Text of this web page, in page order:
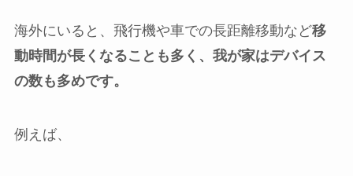
海外にいると、飛行機や車での長距離移動など移
動時間が長くなることも多く、我が家はデバイス
の数も多めです。
例えば、